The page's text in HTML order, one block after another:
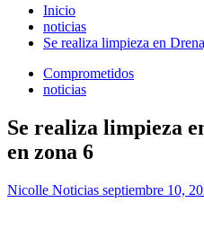
Inicio
noticias
Se realiza limpieza en
Comprometidos
noticias
Se realiza limpieza
en zona 6
Nicolle Noticias septiembre 10,